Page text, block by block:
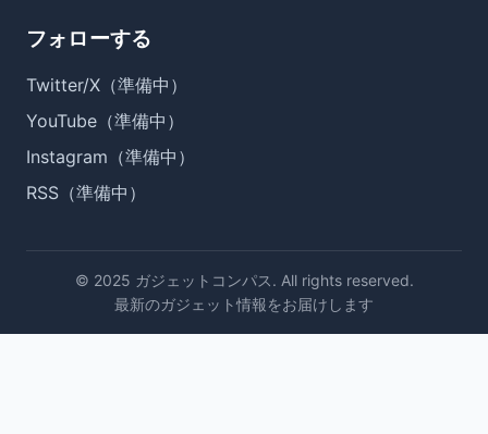
フォローする
Twitter/X（準備中）
YouTube（準備中）
Instagram（準備中）
RSS（準備中）
© 2025 ガジェットコンパス. All rights reserved.
最新のガジェット情報をお届けします